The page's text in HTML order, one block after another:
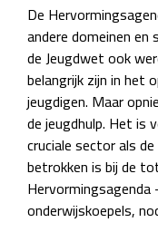
De
andere domeinen en
de Jeugdwet ook
belangrijk zijn in het
jeugdigen. Maar
de jeugdhulp. Het is
cruciale sector als
betrokken is bij de
Hervormingsagenda
onderwijskoepels,